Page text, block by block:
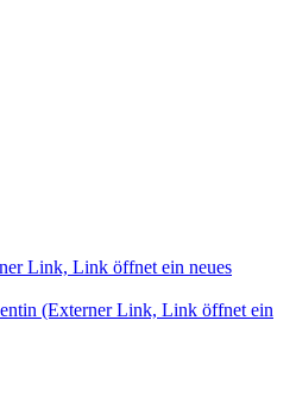
Link, Link öffnet ein neues
(Externer Link, Link öffnet ein